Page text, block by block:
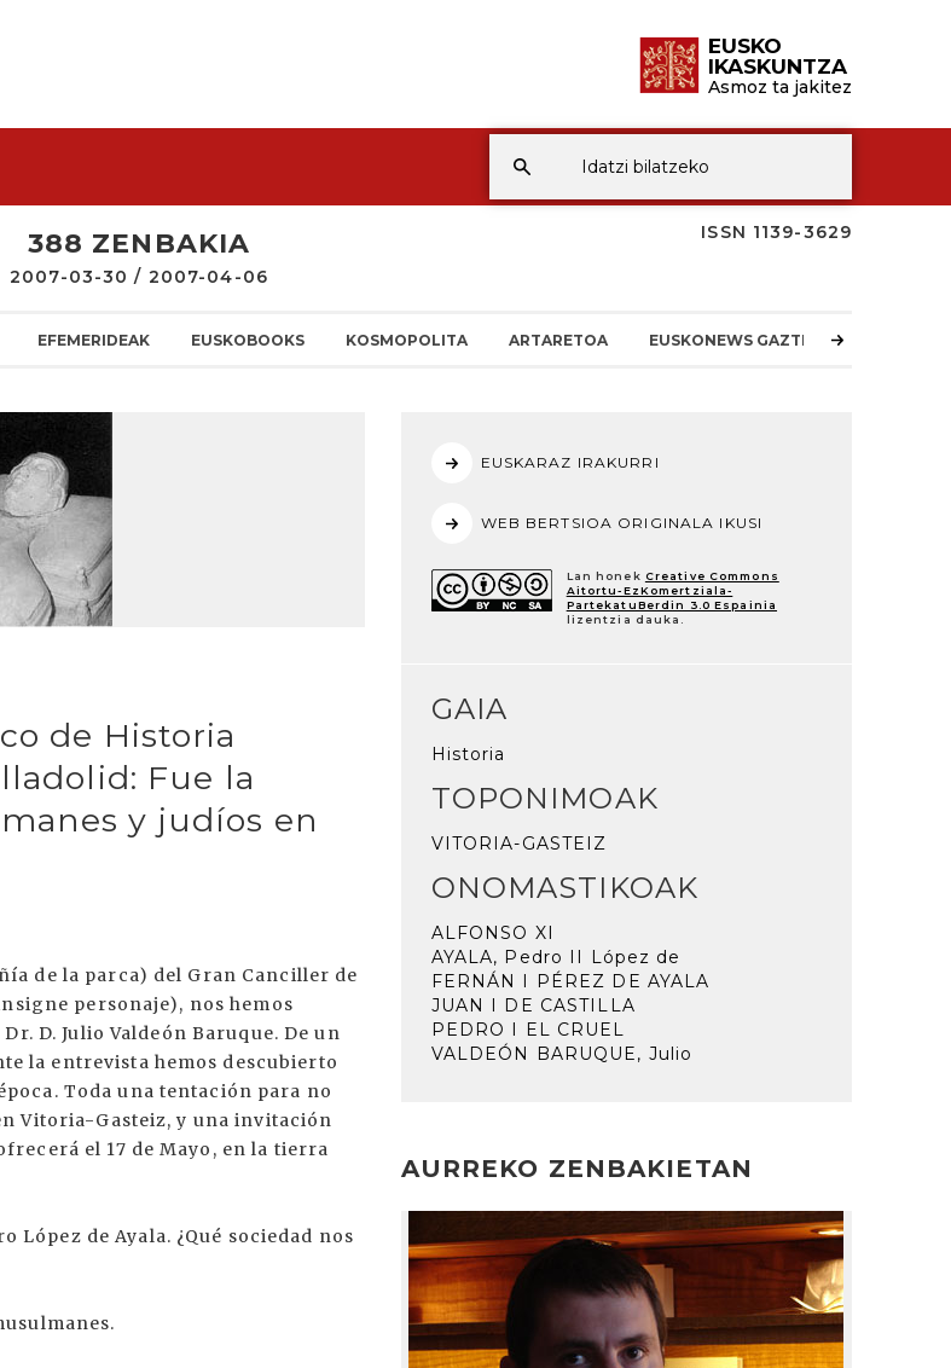
EUSKO
IKASKUNTZA
Asmoz ta jakitez
ISSN 1139-3629
388 ZENBAKIA
2007-03-30 / 2007-04-06
EFEMERIDEAK EUSKOBOOKS KOSMOPOLITA ARTARETOA EUSKONEWS GAZTEA
de Historia
Fue la
y judíos en
de la parca) del Gran Canciller de
personaje), nos hemos
D. Julio Valdeón Baruque. De un
la entrevista hemos descubierto
Toda una tentación para no
Vitoria-Gasteiz, y una invitación
el 17 de Mayo, en la tierra
López de Ayala. ¿Qué sociedad nos
EUSKARAZ IRAKURRI
WEB BERTSIOA ORIGINALA IKUSI
Lan honek Creative Commons
Aitortu-EzKomertziala-
PartekatuBerdin 3.0 Espainia
lizentzia dauka.
GAIA
Historia
TOPONIMOAK
VITORIA-GASTEIZ
ONOMASTIKOAK
ALFONSO XI
AYALA, Pedro II López de
FERNÁN I PÉREZ DE AYALA
JUAN I DE CASTILLA
PEDRO I EL CRUEL
VALDEÓN BARUQUE, Julio
AURREKO ZENBAKIETAN